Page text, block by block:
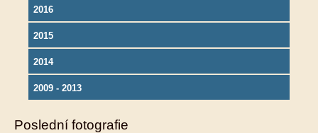
2016
2015
2014
2009 - 2013
Poslední fotografie